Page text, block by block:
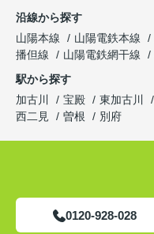
沿線から探す
山陽本線
山陽電鉄本線
播但線
山陽電鉄網干線
駅から探す
加古川
宝殿 東加古川
西二見
曽根 別府
0120-928-028